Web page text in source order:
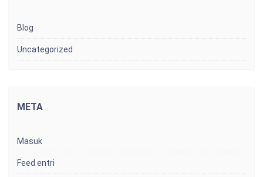
Blog
Uncategorized
META
Masuk
Feed entri